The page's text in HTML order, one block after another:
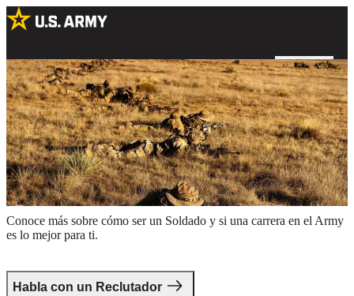
Da el primer paso.
Conoce más sobre cómo ser un Soldado y si una carrera en el Army
es lo mejor para ti.
Habla con un Reclutador
Soldados de las Special Forces entrenando con armas de fuego en
un campo